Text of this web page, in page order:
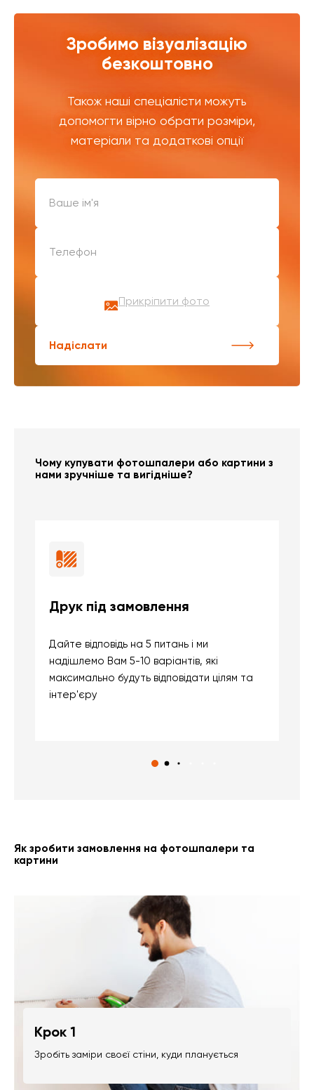
Зробимо візуалізацію
безкоштовно
Також наші спеціалісти можуть
допомогти вірно обрати розміри,
матеріали та додаткові опції
Прикріпити фото
Надіслати
Чому купувати фотошпалери або картини з
нами зручніше та вигідніше?
Друк під замовлення
Дайте відповідь на 5 питань і ми
надішлемо Вам 5-10 варіантів, які
максимально будуть відповідати цілям та
інтер'єру
Як зробити замовлення на фотошпалери та
картини
Крок 1
Зробіть заміри своєї стіни, куди планується